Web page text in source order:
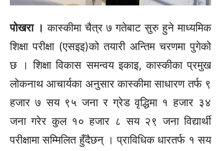
पोखरा । कास्कीमा चैत्र ७ गतेबाट सुरु हुने माध्यमिक
शिक्षापरीक्षा (एसइइ)कोतयारी अन्तिम चरणमा पुगेको
छ । शिक्षाविकास समन्वय इकाइ, कास्कीकाप्रमुख
लोकनाथ आचार्यका अनुसार कास्कीमा साधारण तर्फ ९
हजार ७ सय ९५ जना र ग्रेड वृद्धिमा १ हजार ३४
जना गरेर कुल १० हजार ८ सय २९ जनाविद्यार्थी
परीक्षामा सम्मिलित हुँदैछन् । प्राविधिक धारतर्फ १ सय